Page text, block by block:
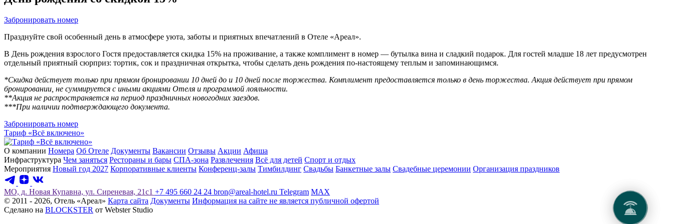
Документы
Вакансии
Новости
Фотографии
Смотреть все
Корпоративным клиентам
Конференц-залы
Банкетные залы
Забронировать номер
Празднуйте свой особенный день в атмосфере уюта, заботы и приятных впечатлений в Отеле «Ареал».
В День рождения взрослого Гостя предоставляется скидка 15% на проживание, а также комплимент в номер — бутылка вина и сладкий подарок. Для гостей младше 18 лет предусмотрен
отдельный приятный сюрприз: тортик, сок и праздничная открытка, чтобы сделать день рождения по-настоящему теплым и запоминающимся.
*Скидка действует только при прямом бронировании 10 дней до и 10 дней после торжества. Комплимент предоставляется только в день торжества. Акция действует при прямом
бронировании, не суммируется с иными акциями Отеля и программой лояльности.
**Акция не распространяется на период праздничных новогодних заездов.
***При наличии подтверждающего документа.
Забронировать номер
Тариф «Всё включено»
Связаться с менеджером
Связаться с менеджером
Забронировать столик
Связаться с менеджером
Заказать мероприятие
Заказать услугу
Забронировать стол
Заказать услугу
Заказать услугу
Политикой обработки cookies
Принять все
Сбросить Применить
Применить
Забронировать
Подробнее3D - тур
О компании Номера Об Отеле Документы Вакансии Отзывы Акции Афиша
Инфраструктура Чем заняться Рестораны и бары СПА-зона Развлечения Всё для детей Спорт и отдых
Мероприятия Новый год 2027 Корпоративные клиенты Конференц-залы Тимбилдинг Свадьбы Банкетные залы Свадебные церемонии Организация праздников
МО, д. Новая Купавна, ул. Сиреневая, 21с1 +7 495 660 24 24 bron@areal-hotel.ru Telegram MAX
© 2011 - 2026, Отель «Ареал» Карта сайта Документы Информация на сайте не является публичной офертой
Сделано на BLOCKSTER от Webster Studio